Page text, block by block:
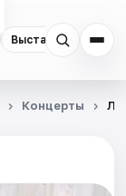
Выставки
Концерты